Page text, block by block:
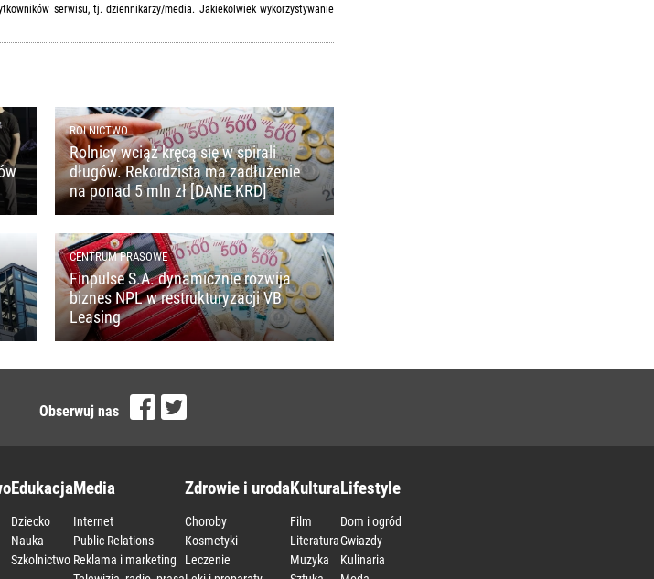
serwisu, tj. dziennikarzy/media. Jakiekolwiek wykorzystywanie
ROLNICTWO
Rolnicy wciąż kręcą się w spirali
długów. Rekordzista ma zadłużenie
na ponad 5 mln zł [DANE KRD]
CENTRUM PRASOWE
Finpulse S.A. dynamicznie rozwija
biznes NPL w restrukturyzacji VB
Leasing
Obserwuj nas
Edukacja
Dziecko
Nauka
Szkolnictwo
Media
Internet
Public Relations
Reklama i marketing
Zdrowie i uroda
Choroby
Kosmetyki
Leczenie
Kultura
Film
Literatura
Muzyka
Lifestyle
Dom i ogród
Gwiazdy
Kulinaria